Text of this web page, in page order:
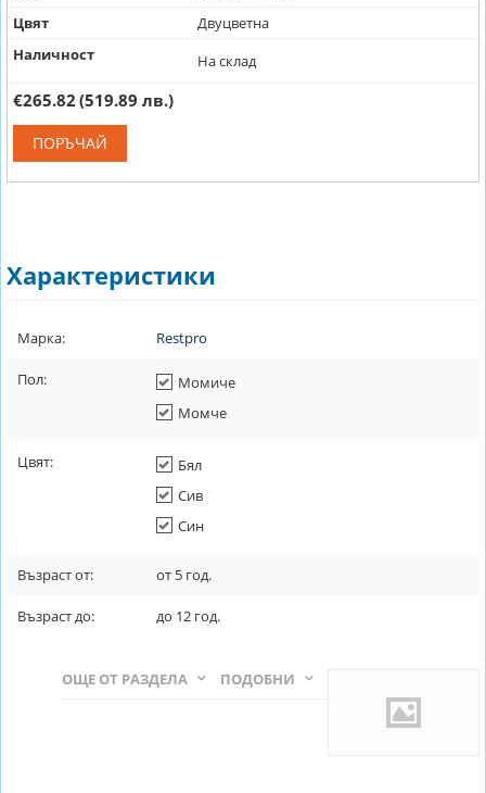
Цвят
Двуцветна
Наличност
На склад
€265.82 (519.89 лв.)
ПОРЪЧАЙ
Характеристики
Марка: Restpro
Пол:
Момиче
Момче
Цвят:
Бял
Сив
Син
Възраст от: от 5 год.
Възраст до: до 12 год.
ПОДОБНИ
ОЩЕ ОТ РАЗДЕЛА